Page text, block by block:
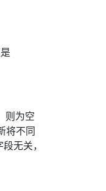
则为空
将不同
无关，